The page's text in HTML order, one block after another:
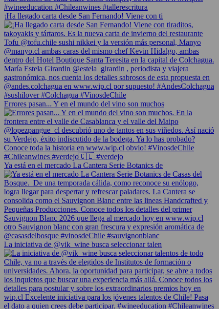
¡Ha llegado carta desde San Fernando! Viene con ti
Errores pasan... Y en el mundo del vino son muchos
Ya está en el mercado La Cantera Serie Botanics de
La iniciativa de @vik_wine busca seleccionar talen